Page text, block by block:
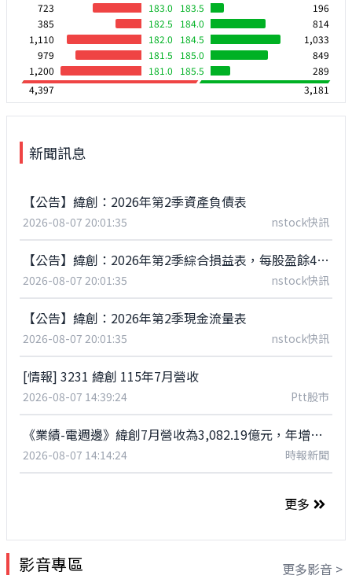
723
183.0
385
182.5
1,110
182.0
979
181.5
1,200
181.0
183.5
196
184.0
814
184.5
1,033
185.0
849
185.5
289
4,397
3,181
新聞訊息
【公告】緯創：2026年第2季資產負債表
2026-08-07 20:01:35 nstock快訊
【公告】緯創：2026年第2季綜合損益表，每股盈餘4.72元
2026-08-07 20:01:35 nstock快訊
【公告】緯創：2026年第2季現金流量表
2026-08-07 20:01:35 nstock快訊
[情報] 3231 緯創 115年7月營收
2026-08-07 14:39:24 Ptt股市
《業績-電週邊》緯創7月營收為3,082.19億元，年增60.76%
2026-08-07 14:14:24 時報新聞
更多
影音專區 更多影音 >